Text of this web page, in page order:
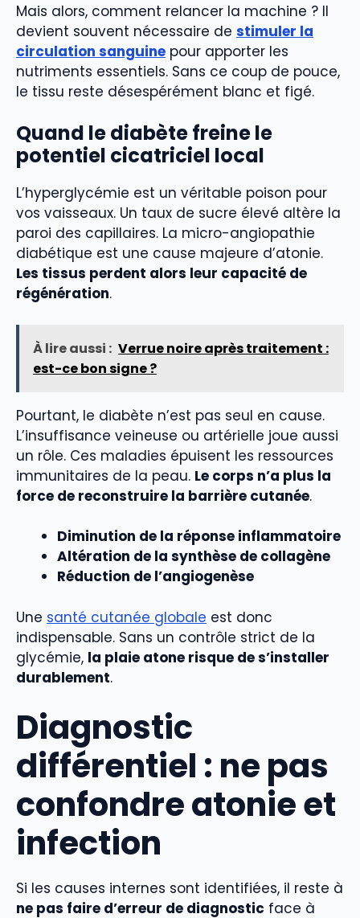
Mais alors, comment relancer la machine ? Il
devient souvent nécessaire de stimuler la
circulation sanguine pour apporter les
nutriments essentiels. Sans ce coup de pouce,
le tissu reste désespérément blanc et figé.
Quand le diabète freine le
potentiel cicatriciel local
L’hyperglycémie est un véritable poison pour
vos vaisseaux. Un taux de sucre élevé altère la
paroi des capillaires. La micro-angiopathie
diabétique est une cause majeure d’atonie.
Les tissus perdent alors leur capacité de
régénération.
À lire aussi : Verrue noire après traitement :
est-ce bon signe ?
Pourtant, le diabète n’est pas seul en cause.
L’insuffisance veineuse ou artérielle joue aussi
un rôle. Ces maladies épuisent les ressources
immunitaires de la peau. Le corps n’a plus la
force de reconstruire la barrière cutanée.
Diminution de la réponse inflammatoire
Altération de la synthèse de collagène
Réduction de l’angiogenèse
Une santé cutanée globale est donc
indispensable. Sans un contrôle strict de la
glycémie, la plaie atone risque de s’installer
durablement.
Diagnostic
différentiel : ne pas
confondre atonie et
infection
Si les causes internes sont identifiées, il reste à
ne pas faire d’erreur de diagnostic face à